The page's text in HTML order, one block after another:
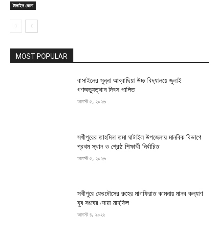
টাঙ্গাইল জেলা
MOST POPULAR
বাসাইলের সুন্না আব্বাছিয়া উচ্চ বিদ্যালয়ে জুলাই
গণঅভ্যুত্থান দিবস পালিত
আগস্ট ৫, ২০২৬
সখীপুরের তাহমিনা তমা ঘাটাইল উপজেলায় মানবিক বিভাগে
প্রথম স্থান ও শ্রেষ্ঠ শিক্ষার্থী নির্বাচিত
আগস্ট ৫, ২০২৬
সখীপুরে ফেরদৌসের রুহের মাগফিরাত কামনায় মানব কল্যাণ
যুব সংঘের দোয়া মাহফিল
আগস্ট ৪, ২০২৬